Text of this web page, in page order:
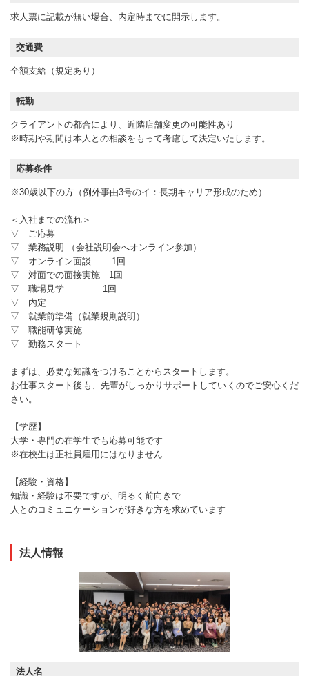
求人票に記載が無い場合、内定時までに開示します。
交通費
全額支給（規定あり）
転勤
クライアントの都合により、近隣店舗変更の可能性あり
※時期や期間は本人との相談をもって考慮して決定いたします。
応募条件
※30歳以下の方（例外事由3号のイ：長期キャリア形成のため）
＜入社までの流れ＞
▽ ご応募
▽ 業務説明 （会社説明会へオンライン参加）
▽ オンライン面談 1回
▽ 対面での面接実施 1回
▽ 職場見学 1回
▽ 内定
▽ 就業前準備（就業規則説明）
▽ 職能研修実施
▽ 勤務スタート
まずは、必要な知識をつけることからスタートします。
お仕事スタート後も、先輩がしっかりサポートしていくのでご安心くだ
さい。
【学歴】
大学・専門の在学生でも応募可能です
※在校生は正社員雇用にはなりません
【経験・資格】
知識・経験は不要ですが、明るく前向きで
人とのコミュニケーションが好きな方を求めています
法人情報
法人名